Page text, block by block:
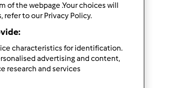
facile
of the webpage .Your choices will
to our Privacy Policy.
characteristics for identification.
advertising and content,
research and services